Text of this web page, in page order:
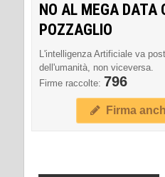
NO AL MEGA DATA
POZZAGLIO
L'intelligenza Artificiale va
dell'umanità, non viceversa.
Firme raccolte: 796
Firma